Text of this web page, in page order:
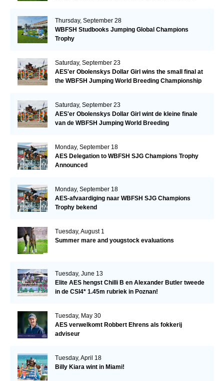
Thursday, September 28
WBFSH Studbooks Jumping Global Champions
Trophy
Saturday, September 23
AES'er Obolenskys Dollar Girl wins the small final at
the WBFSH Jumping World Breeding Championship
Saturday, September 23
AES'er Obolenskys Dollar Girl wint de kleine finale
van de WBFSH Jumping World Breeding
Monday, September 18
AES Delegation to WBFSH SJG Champions Trophy
Announced
Monday, September 18
AES-afvaardiging naar WBFSH SJG Champions
Trophy bekend
Tuesday, August 1
Summer mare and yougstock evaluations
Tuesday, June 13
Elite AES hengst Chilli B en Alexander Butler tweede
in de CSI4* 1.45m rubriek in Poznan!
Tuesday, May 30
AES verwelkomt Robbert Ehrens als fokkerij
adviseur
Tuesday, April 18
Billy Kiara wint in Miami!